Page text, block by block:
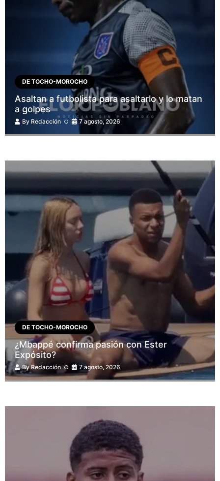
DE TOCHO-MOROCHO
Asaltan a futbolista para asaltarlo y lo matan
a golpes
By Redacción 7 agosto, 2026
DE TOCHO-MOROCHO
¿Mbappé confirma pasión con Ester
Expósito?
ByRedacción 7 agosto, 2026